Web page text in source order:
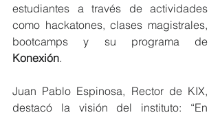
estudiantes a través de actividades
como hackatones, clases magistrales,
Konexión.
Juan Pablo Espinosa, Rector de KIX,
destacó la visión del instituto: “En